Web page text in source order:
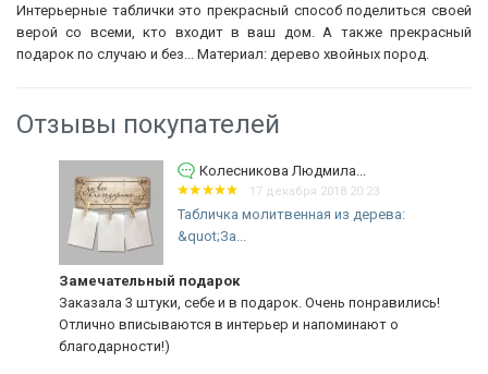
Интерьерные таблички это прекрасный способ поделиться своей
верой со всеми, кто входит в ваш дом. А также прекрасный
подарок по случаю и без... Материал: дерево хвойных пород.
Отзывы покупателей
Колесникова Людмила...
17 декабря 2018 20:23
Табличка молитвенная из дерева:
&quot;За...
Замечательный подарок
Заказала 3 штуки, себе и в подарок. Очень понравились!
Отлично вписываются в интерьер и напоминают о
благодарности!)